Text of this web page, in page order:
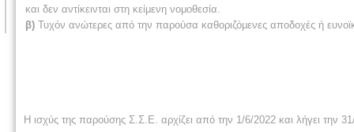
και δεν αντίκεινται στη κείμενη νομοθεσία.
β) Τυχόν ανώτερες από την παρούσα καθοριζόμενες αποδοχές ή
Η ισχύς της παρούσης Σ.Σ.Ε. αρχίζει από την 1/6/2022 και λήγει την